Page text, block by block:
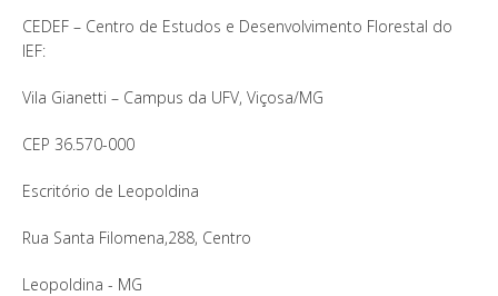
CEDEF – Centro de Estudos e Desenvolvimento Florestal do
IEF:
Vila Gianetti – Campus da UFV, Viçosa/MG
CEP 36.570-000
Escritório de Leopoldina
Rua Santa Filomena,288, Centro
Leopoldina - MG